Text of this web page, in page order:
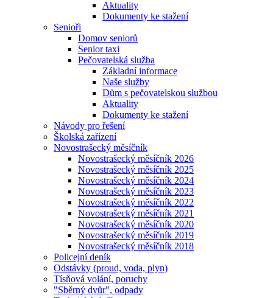
Aktuality
Dokumenty ke stažení
Senioři
Domov seniorů
Senior taxi
Pečovatelská služba
Základní informace
Naše služby
Dům s pečovatelskou službou
Aktuality
Dokumenty ke stažení
Návody pro řešení
Školská zařízení
Novostrašecký měsíčník
Novostrašecký měsíčník 2026
Novostrašecký měsíčník 2025
Novostrašecký měsíčník 2024
Novostrašecký měsíčník 2023
Novostrašecký měsíčník 2022
Novostrašecký měsíčník 2021
Novostrašecký měsíčník 2020
Novostrašecký měsíčník 2019
Novostrašecký měsíčník 2018
Policejní deník
Odstávky (proud, voda, plyn)
Tísňová volání, poruchy
"Sběrný dvůr", odpady